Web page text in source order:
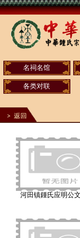
名祠名馆
各类对联
河田镇鍾氏应明公